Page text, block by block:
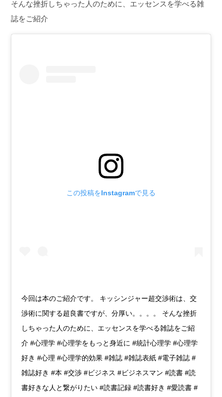
そんな挫折しちゃった人のために、エッセンスを学べる雑
誌をご紹介
この投稿をInstagramで見る
今回は本のご紹介です。 キッシンジャー超交渉術は、交
渉術に関する超良書ですが、分厚い。。。。 そんな挫折
しちゃった人のために、エッセンスを学べる雑誌をご紹
介 #心理学 #心理学をもっと身近に #統計心理学 #心理学
好き #心理 #心理学的効果 #雑誌 #雑誌表紙 #電子雑誌 #
雑誌好き #本 #交渉 #ビジネス #ビジネスマン #読書 #読
書好きな人と繋がりたい #読書記録 #読書好き #愛読書 #